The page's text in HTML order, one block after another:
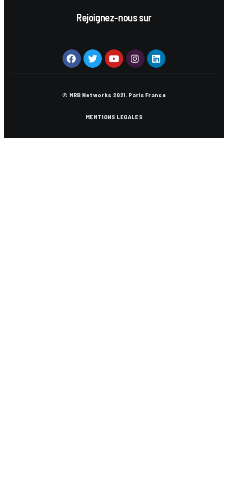
Rejoignez-nous sur
© MRB Networks 2021. Paris France
MENTIONS LEGALES